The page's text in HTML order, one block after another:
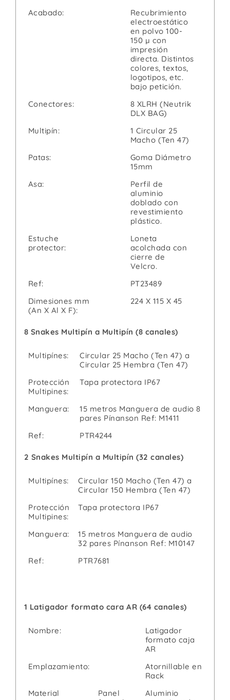
Acabado:
Recubrimiento
electroestático
en polvo 100-
150 µ con
impresión
directa. Distintos
colores, textos,
logotipos, etc.
bajo petición.
Conectores:
8 XLRH (Neutrik
DLX BAG)
Multipín:
1 Circular 25
Macho (Ten 47)
Patas:
Goma Diámetro
15mm
Asa:
Perfil de
aluminio
doblado con
revestimiento
plástico.
Estuche
protector:
Loneta
acolchada con
cierre de
Velcro.
Ref:
PT23489
Dimesiones mm
(An X Al X F):
224 X 115 X 45
8 Snakes Multipín a Multipín (8 canales)
Multipínes:
Circular 25 Macho (Ten 47) a
Circular 25 Hembra (Ten 47)
Protección
Multipines:
Tapa protectora IP67
Manguera:
15 metros Manguera de audio 8
pares Pínanson Ref: M1411
Ref:
PTR4244
2 Snakes Multipín a Multipín (32 canales)
Multipínes:
Circular 150 Macho (Ten 47) a
Circular 150 Hembra (Ten 47)
Protección
Multipines:
Tapa protectora IP67
Manguera:
15 metros Manguera de audio
32 pares Pínanson Ref: M10147
Ref:
PTR7681
1 Latigador formato cara AR (64 canales)
Nombre:
Latigador
formato caja
AR
Emplazamiento:
Atornillable en
Rack
Material
Panel
Aluminio